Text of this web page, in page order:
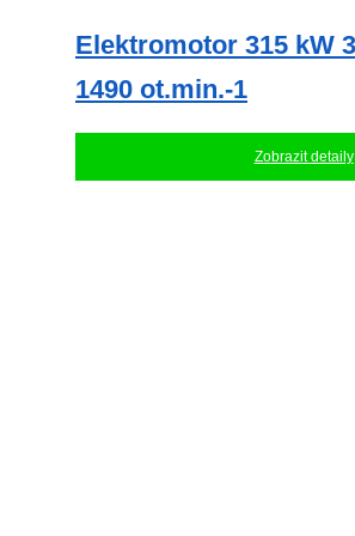
Elektromotor 315 kW
1490 ot.min.-1
Zobrazit detaily